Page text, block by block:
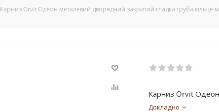
Карниз Orvit Одеон металевий дворядний закритий гладка труба
Карниз Orvit
Докладно